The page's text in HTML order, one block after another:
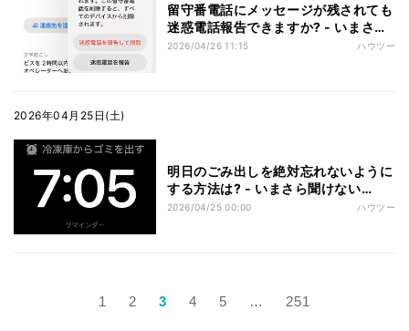
留守番電話にメッセージが残されても
迷惑電話報告できますか? - いまさら
聞けないiPhoneのなぜ
2026/04/26 11:15 ハウツー
2026年04月25日(土)
明日のごみ出しを絶対忘れないように
する方法は? - いまさら聞けない
iPhoneのなぜ
2026/04/25 00:00 ハウツー
1 2 3 4 5 … 251